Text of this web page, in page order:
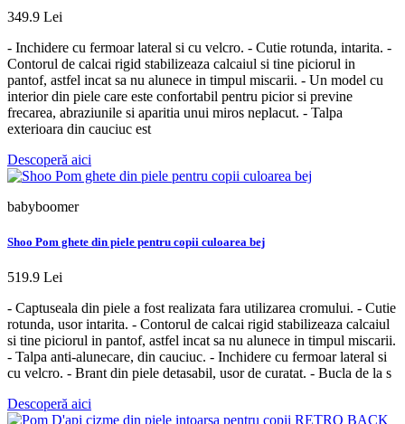
349.9 Lei
- Inchidere cu fermoar lateral si cu velcro. - Cutie rotunda, intarita. -
Contorul de calcai rigid stabilizeaza calcaiul si tine piciorul in
pantof, astfel incat sa nu alunece in timpul miscarii. - Un model cu
interior din piele care este confortabil pentru picior si previne
frecarea, abraziunile si aparitia unui miros neplacut. - Talpa
exterioara din cauciuc est
Descoperă aici
babyboomer
Shoo Pom ghete din piele pentru copii culoarea bej
519.9 Lei
- Captuseala din piele a fost realizata fara utilizarea cromului. - Cutie
rotunda, usor intarita. - Contorul de calcai rigid stabilizeaza calcaiul
si tine piciorul in pantof, astfel incat sa nu alunece in timpul miscarii.
- Talpa anti-alunecare, din cauciuc. - Inchidere cu fermoar lateral si
cu velcro. - Brant din piele detasabil, usor de curatat. - Bucla de la s
Descoperă aici